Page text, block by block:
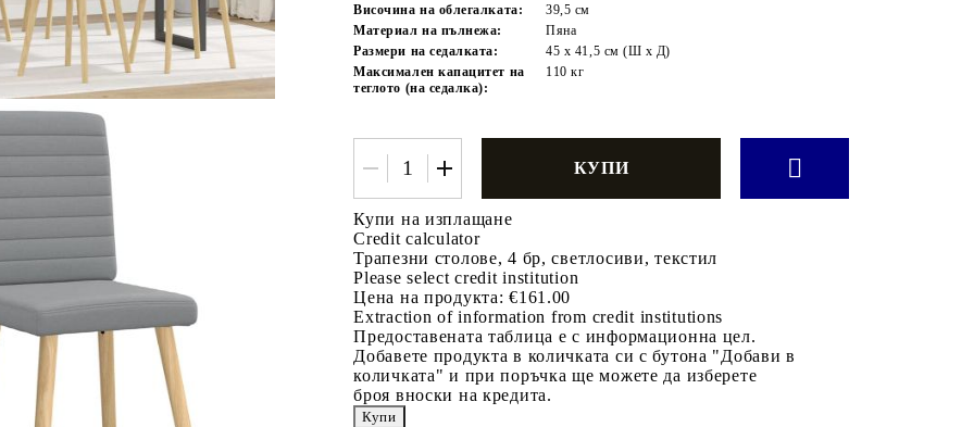
Tweet
Височина на облегалката:
39,5 см
Материал на пълнежа:
Пяна
Размери на седалката:
45 x 41,5 см (Ш x Д)
Максимален капацитет на
теглото (на седалка):
110 кг
Купи на изплащане
Credit calculator
Трапезни столове, 4 бр, светлосиви, текстил
Please select credit institution
Цена на продукта: €161.00
Extraction of information from credit institutions
Предоставената таблица е с информационна цел.
Добавете продукта в количката си с бутона "Добави в
количката" и при поръчка ще можете да изберете
броя вноски на кредита.